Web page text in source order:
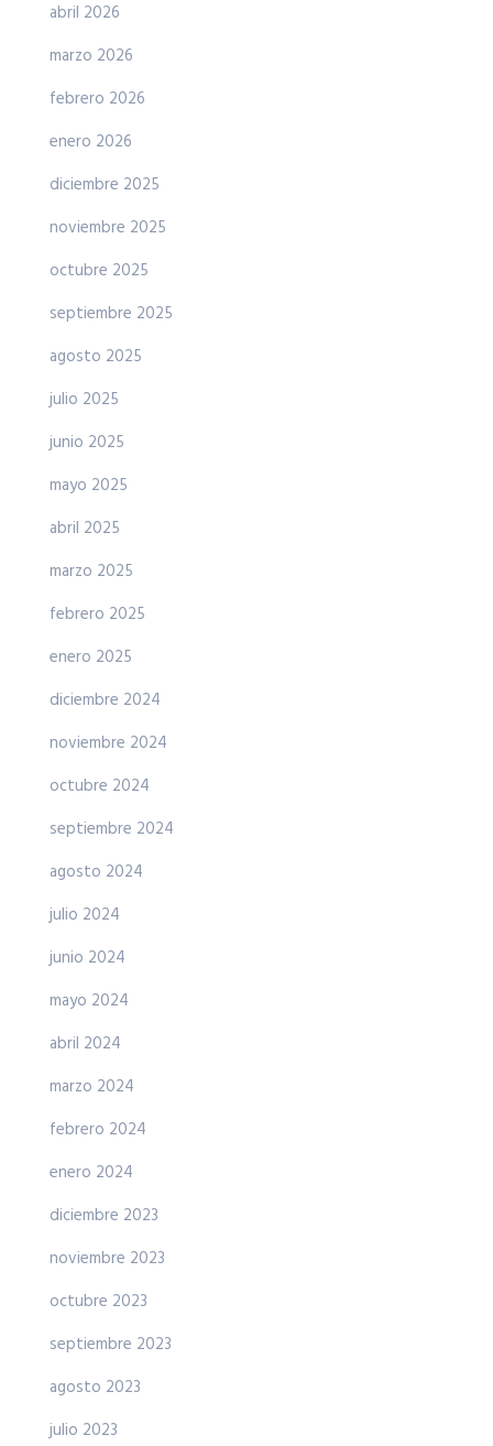
abril 2026
marzo 2026
febrero 2026
enero 2026
diciembre 2025
noviembre 2025
octubre 2025
septiembre 2025
agosto 2025
julio 2025
junio 2025
mayo 2025
abril 2025
marzo 2025
febrero 2025
enero 2025
diciembre 2024
noviembre 2024
octubre 2024
septiembre 2024
agosto 2024
julio 2024
junio 2024
mayo 2024
abril 2024
marzo 2024
febrero 2024
enero 2024
diciembre 2023
noviembre 2023
octubre 2023
septiembre 2023
agosto 2023
julio 2023